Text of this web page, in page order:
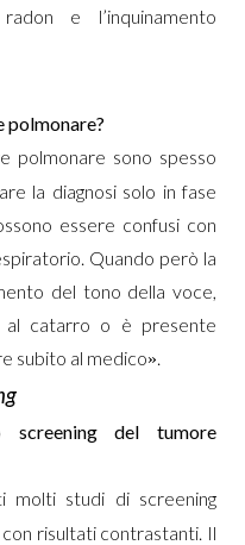
e l’inquinamento
polmonare?
polmonare sono spesso
la diagnosi solo in fase
essere confusi con
Quando però la
del tono della voce,
al catarro o è presente
subito al medico».
del tumore
molti studi di screening
risultati contrastanti. Il